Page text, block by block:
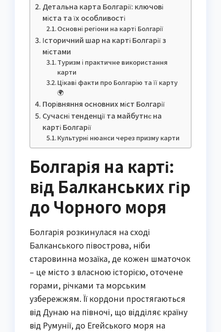
Детальна карта Болгарії: ключові
міста та їх особливості
Основні регіони на карті Болгарії
Історичний шар на карті Болгарії з
містами
Туризм і практичне використання
карти
Цікаві факти про Болгарію та її карту
🌍
Порівняння основних міст Болгарії
Сучасні тенденції та майбутнє на
карті Болгарії
Культурні нюанси через призму карти
Болгарія на карті:
від Балканських гір
до Чорного моря
Болгарія розкинулася на сході
Балканського півострова, ніби
старовинна мозаїка, де кожен шматочок
– це місто з власною історією, оточене
горами, річками та морським
узбережжям. Її кордони простягаються
від Дунаю на півночі, що відділяє країну
від Румунії, до Егейського моря на